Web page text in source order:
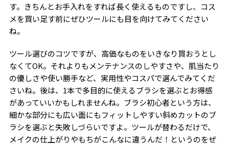
す。きちんとお手入れをすれば長く使えるものですし、コス
メを買い足す前にぜひツールにも目を向けてみてください
ね。
ツール選びのコツですが、高価なものをいきなり買おうとし
なくてOK。それよりもメンテナンスのしやすさや、肌当たり
の優しさや使い勝手など、実用性やコスパで選んでみてくだ
さいね。後は、1本で多目的に使えるブラシを選ぶとお得感
があっていいかもしれませんね。ブラシ初心者という方は、
細かな部分にも広い面にもフィットしやすい斜めカットのブ
ラシを選ぶと失敗しづらいですよ。ツールが替わるだけで、
メイクの仕上がりやもちがこんなに違うんだ！というのをぜ